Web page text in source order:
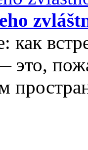
как
это,